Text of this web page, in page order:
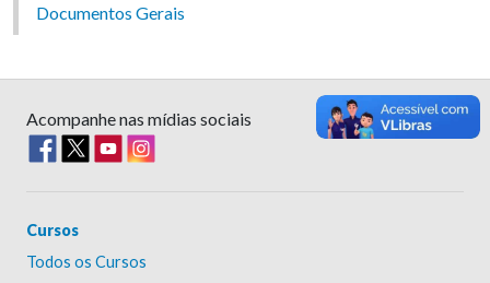
Documentos Gerais
Acompanhe nas mídias sociais
Cursos
Todos os Cursos